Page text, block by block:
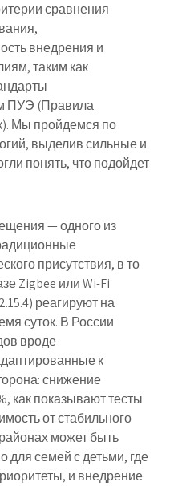
сравнения
внедрения и
таким как
ПУЭ (Правила
Мы пройдемся по
выделив сильные и
понять, что подойдет
— одного из
присутствия, в то
Zigbee или Wi-Fi
реагируют на
суток. В России
вроде
к
снижение
как показывают тесты
от стабильного
может быть
для семей с детьми, где
и внедрение